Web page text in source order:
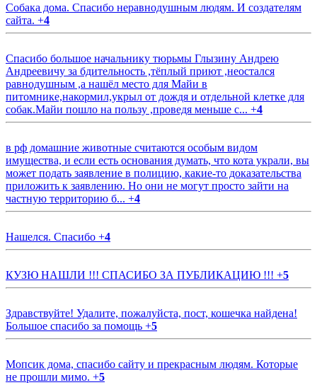
Собака дома. Спасибо неравнодушным людям. И создателям
сайта. +4
Спасибо большое начальнику тюрьмы Глызину Андрею
Андреевичу за бдительность ,тёплый приют ,неостался
равнодушным ,а нашёл место для Майи в
питомнике,накормил,укрыл от дождя и отдельной клетке для
собак.Майи пошло на пользу ,проведя меньше с... +4
в рф домашние животные считаются особым видом
имущества, и если есть основания думать, что кота украли, вы
может подать заявление в полицию, какие-то доказательства
приложить к заявлению. Но они не могут просто зайти на
частную территорию б... +4
Нашелся. Спасибо +4
КУЗЮ НАШЛИ !!! СПАСИБО ЗА ПУБЛИКАЦИЮ !!! +5
Здравствуйте! Удалите, пожалуйста, пост, кошечка найдена!
Большое спасибо за помощь +5
Мопсик дома, спасибо сайту и прекрасным людям. Которые
не прошли мимо. +5